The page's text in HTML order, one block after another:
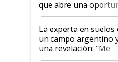
que abre una
el lote
La experta en suelos
un campo argentino
una revelación: "Me
impresionó mucho"